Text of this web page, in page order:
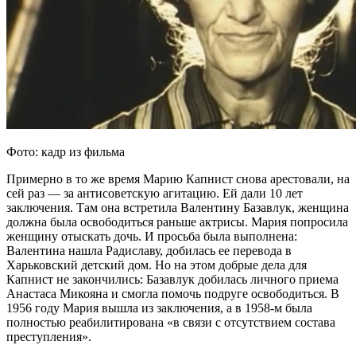
Фото: кадр из фильма
Примерно в то же время Марию Капнист снова арестовали, на
сей раз — за антисоветскую агитацию. Ей дали 10 лет
заключения. Там она встретила Валентину Базавлук, женщина
должна была освободиться раньше актрисы. Мария попросила
женщину отыскать дочь. И просьба была выполнена:
Валентина нашла Радиславу, добилась ее перевода в
Харьковский детский дом. Но на этом добрые дела для
Капнист не закончились: Базавлук добилась личного приема
Анастаса Микояна и смогла помочь подруге освободиться. В
1956 году Мария вышла из заключения, а в 1958-м была
полностью реабилитирована «в связи с отсутствием состава
преступления».